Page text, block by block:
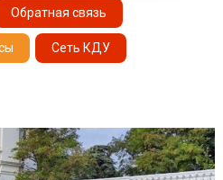
Обратная связь
Сеть КДУ